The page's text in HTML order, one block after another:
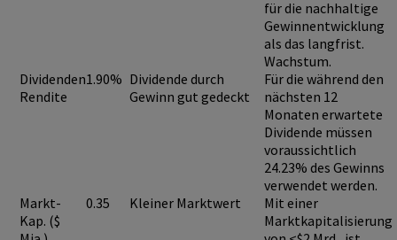
für die nachhaltige
Gewinnentwicklung
als das langfrist.
Wachstum.
Dividenden
Rendite
1.90% Dividende durch
Gewinn gut gedeckt
Für die während den
nächsten 12
Monaten erwartete
Dividende müssen
voraussichtlich
24.23% des Gewinns
verwendet werden.
Markt-
Kap. ($
0.35 Kleiner Marktwert
Mit einer
Marktkapitalisierung